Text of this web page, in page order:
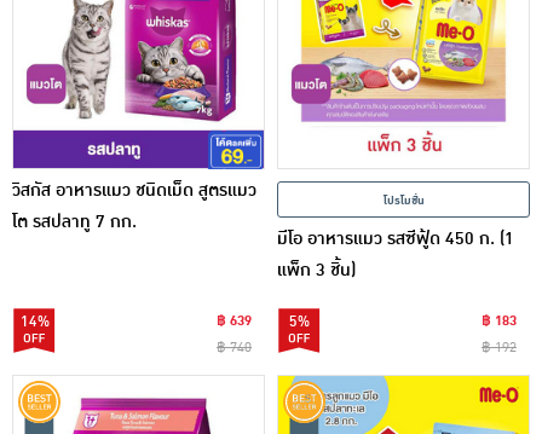
วิสกัส อาหารแมว ชนิดเม็ด สูตรแมว
โต รสปลาทู 7 กก.
14%
฿ 639
฿ 740
โปรโมชั่น
มีโอ อาหารแมว รสซีฟู้ด 450 ก. (1
แพ็ก 3 ชิ้น)
5%
฿ 183
฿ 192